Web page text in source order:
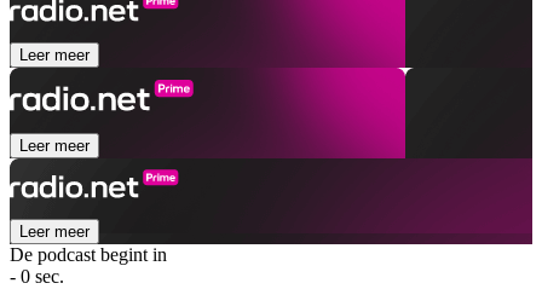
Leer meer
Leer meer
Leer meer
De podcast begint in
- 0 sec.